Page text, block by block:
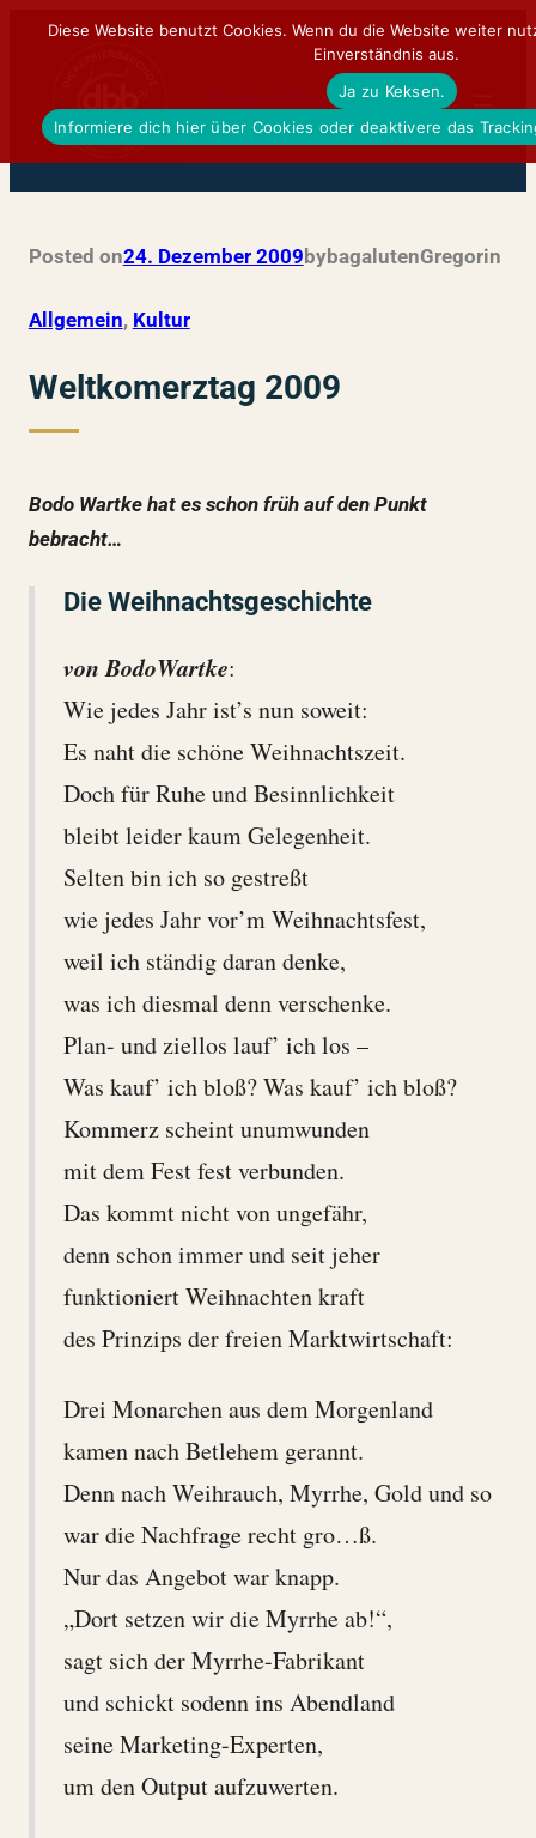
DickerBierBauchDE
Posted on24. Dezember 2009bybagalutenGregorin
Allgemein, Kultur
Weltkomerztag 2009
Bodo Wartke hat es schon früh auf den Punkt
bebracht…
Die Weihnachtsgeschichte
von BodoWartke:
Wie jedes Jahr ist’s nun soweit:
Es naht die schöne Weihnachtszeit.
Doch für Ruhe und Besinnlichkeit
bleibt leider kaum Gelegenheit.
Selten bin ich so gestreßt
wie jedes Jahr vor’m Weihnachtsfest,
weil ich ständig daran denke,
was ich diesmal denn verschenke.
Plan- und ziellos lauf’ ich los –
Was kauf’ ich bloß? Was kauf’ ich bloß?
Kommerz scheint unumwunden
mit dem Fest fest verbunden.
Das kommt nicht von ungefähr,
denn schon immer und seit jeher
funktioniert Weihnachten kraft
des Prinzips der freien Marktwirtschaft:
Drei Monarchen aus dem Morgenland
kamen nach Betlehem gerannt.
Denn nach Weihrauch, Myrrhe, Gold und so
war die Nachfrage recht gro…ß.
Nur das Angebot war knapp.
„Dort setzen wir die Myrrhe ab!“,
sagt sich der Myrrhe-Fabrikant
und schickt sodenn ins Abendland
seine Marketing-Experten,
um den Output aufzuwerten.
Diese Website benutzt Cookies. Wenn du die Website weiter
Einverständnis aus.
Ja zu Keksen.
Informiere dich hier über Cookies oder deaktivere das